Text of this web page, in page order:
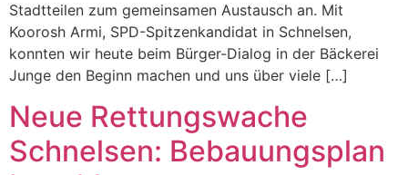
Stadtteilen zum gemeinsamen Austausch an. Mit
Koorosh Armi, SPD-Spitzenkandidat in Schnelsen,
konnten wir heute beim Bürger-Dialog in der Bäckerei
Junge den Beginn machen und uns über viele […]
Neue Rettungswache
Schnelsen: Bebauungsplan